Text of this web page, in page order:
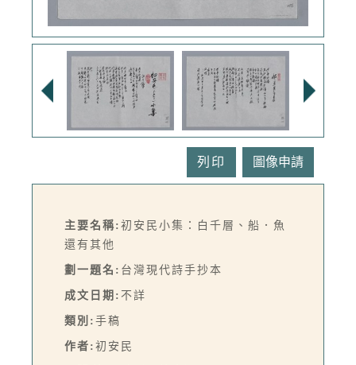
列印
主要名稱: 初安民小集：白千層、船．魚
還有其他
劃一題名: 台灣現代詩手抄本
成文日期: 不詳
類別: 手稿
作者: 初安民